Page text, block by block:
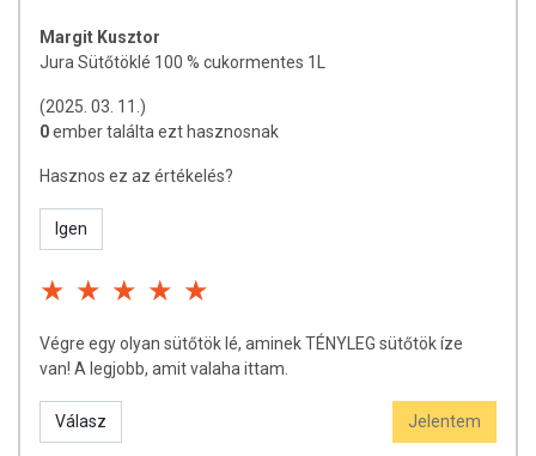
Margit Kusztor
Jura Sütőtöklé 100 % cukormentes 1L
(2025. 03. 11.)
0ember találta ezt hasznosnak
Hasznos ez az értékelés?
Igen
Végre egy olyan sütőtök lé, aminek TÉNYLEG sütőtök íze
van! A legjobb, amit valaha ittam.
Válasz Jelentem